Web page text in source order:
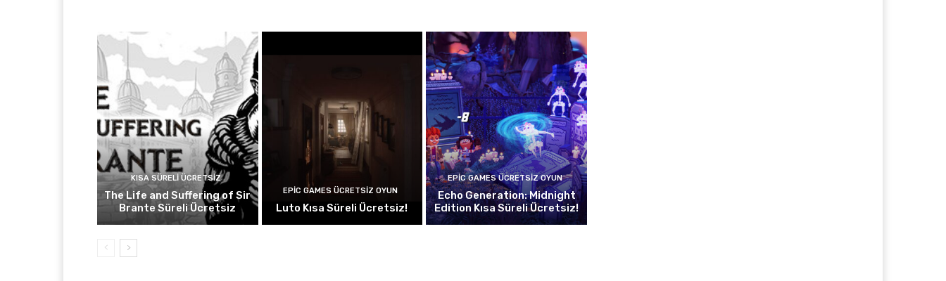
KISA SÜRELI ÜCRETSIZ
The Life and Suffering of Sir
Brante Süreli Ücretsiz
EPIC GAMES ÜCRETSIZ OYUN
Luto Kısa Süreli Ücretsiz!
EPIC GAMES ÜCRETSIZ OYUN
Echo Generation: Midnight
Edition Kısa Süreli Ücretsiz!